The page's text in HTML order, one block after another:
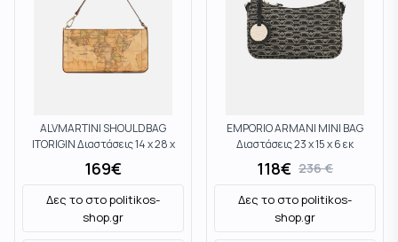
ALVMARTINI SHOULDBAG
ITORIGIN Διαστάσεις 14 x 28 x
4εκ CE02660000010 Tan
169€
Δες το στοpolitikos-
shop.gr
EMPORIO ARMANI MINI BAG
Διαστάσεις 23 x 15 x 6 εκ
EW000539AF11951FC033
Mixed
118€ 236€
Δες το στοpolitikos-
shop.gr